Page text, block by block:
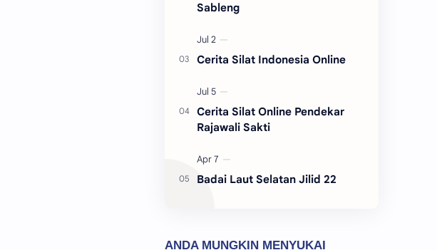
Sableng
Cerita Silat Indonesia Online
Cerita Silat Online Pendekar
Rajawali Sakti
Badai Laut Selatan Jilid 22